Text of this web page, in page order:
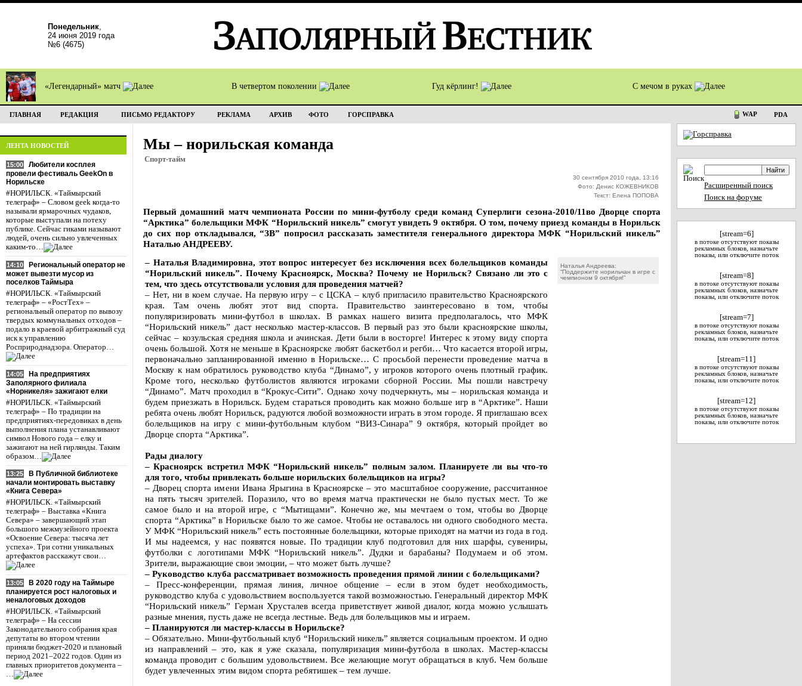
Понедельник,
24 июня 2019 года
№6 (4675)
«Легендарный» матч В четвертом поколении Гуд кёрлинг! С мечом в руках
ГЛАВНАЯ РЕДАКЦИЯ ПИСЬМО РЕДАКТОРУ РЕКЛАМА АРХИВ ФОТО ГОРСПРАВКА WAP PDA
ЛЕНТА НОВОСТЕЙ
15:00
Любители косплея
провели фестиваль GeekOn в
Норильске
#НОРИЛЬСК. «Таймырский
телеграф» – Словом geek когда-то
называли ярмарочных чудаков,
которые выступали на потеху
публике. Сейчас гиками называют
людей, очень сильно увлеченных
каким-то…
14:10
Региональный оператор не
может вывезти мусор из
поселков Таймыра
#НОРИЛЬСК. «Таймырский
телеграф» – «РостТех» –
региональный оператор по вывозу
твердых коммунальных отходов –
подало в краевой арбитражный суд
иск к управлению
Росприроднадзора. Оператор…
14:05
На предприятиях
Заполярного филиала
«Норникеля» зажигают елки
#НОРИЛЬСК. «Таймырский
телеграф» – По традиции на
предприятиях-передовиках в день
выполнения плана устанавливают
символ Нового года – елку и
зажигают на ней гирлянды. Таким
образом…
13:25
В Публичной библиотеке
начали монтировать выставку
«Книга Севера»
#НОРИЛЬСК. «Таймырский
телеграф» – Выставка «Книга
Севера» – завершающий этап
большого межмузейного проекта
«Освоение Севера: тысяча лет
успеха». Три сотни уникальных
артефактов расскажут свои…
13:05
В 2020 году на Таймыре
планируется рост налоговых и
неналоговых доходов
#НОРИЛЬСК. «Таймырский
телеграф» – На сессии
Законодательного собрания края
депутаты во втором чтении
приняли бюджет-2020 и плановый
период 2021–2022 годов. Один из
главных приоритетов документа –
…
Мы – норильская команда
Спорт-тайм
30 сентября 2010 года, 13:16
Фото: Денис КОЖЕВНИКОВ
Текст: Елена ПОПОВА
Первый домашний матч чемпионата России по мини-футболу среди команд Суперлиги сезона-2010/11во Дворце спорта
“Арктика” болельщики МФК “Норильский никель” смогут увидеть 9 октября. О том, почему приезд команды в Норильск
до сих пор откладывался, “ЗВ” попросил рассказать заместителя генерального директора МФК “Норильский никель”
Наталью АНДРЕЕВУ.
– Наталья Владимировна, этот вопрос интересует без исключения всех болельщиков команды
“Норильский никель”. Почему Красноярск, Москва? Почему не Норильск? Связано ли это с
тем, что здесь отсутствовали условия для проведения матчей?
– Нет, ни в коем случае. На первую игру – с ЦСКА – клуб пригласило правительство Красноярского
края. Там очень любят этот вид спорта. Правительство заинтересовано в том, чтобы
популяризировать мини-футбол в школах. В рамках нашего визита предполагалось, что МФК
“Норильский никель” даст несколько мастер-классов. В первый раз это были красноярские школы,
сейчас – козульская средняя школа и ачинская. Дети были в восторге! Интерес к этому виду спорта
очень большой. Хотя не меньше в Красноярске любят баскетбол и регби… Что касается второй игры,
первоначально запланированной именно в Норильске… С просьбой перенести проведение матча в
Москву к нам обратилось руководство клуба “Динамо”, у игроков которого очень плотный график.
Кроме того, несколько футболистов являются игроками сборной России. Мы пошли навстречу
“Динамо”. Матч проходил в “Крокус-Сити”. Однако хочу подчеркнуть, мы – норильская команда и
будем приезжать в Норильск. Будем стараться проводить как можно больше игр в “Арктике”. Наши
ребята очень любят Норильск, радуются любой возможности играть в этом городе. Я приглашаю всех
болельщиков на игру с мини-футбольным клубом “ВИЗ-Синара” 9 октября, который пройдет во
Дворце спорта “Арктика”.
Рады диалогу
– Красноярск встретил МФК “Норильский никель” полным залом. Планируете ли вы что-то
для того, чтобы привлекать больше норильских болельщиков на игры?
– Дворец спорта имени Ивана Ярыгина в Красноярске – это масштабное сооружение, рассчитанное
на пять тысяч зрителей. Поразило, что во время матча практически не было пустых мест. То же
самое было и на второй игре, с “Мытищами”. Конечно же, мы мечтаем о том, чтобы во Дворце
спорта “Арктика” в Норильске было то же самое. Чтобы не оставалось ни одного свободного места.
У МФК “Норильский никель” есть постоянные болельщики, которые приходят на матчи из года в год.
И мы надеемся, у нас появятся новые. По традиции клуб подготовил для них шарфы, сувениры,
футболки с логотипами МФК “Норильский никель”. Дудки и барабаны? Подумаем и об этом.
Зрители, выражающие свои эмоции, – что может быть лучше?
– Руководство клуба рассматривает возможность проведения прямой линии с болельщиками?
– Пресс-конференции, прямая линия, личное общение – если в этом будет необходимость,
руководство клуба с удовольствием воспользуется такой возможностью. Генеральный директор МФК
“Норильский никель” Герман Хрусталев всегда приветствует живой диалог, когда можно услышать
разные мнения, пусть даже не всегда лестные. Ведь для болельщиков мы и играем.
– Планируются ли мастер-классы в Норильске?
– Обязательно. Мини-футбольный клуб “Норильский никель” является социальным проектом. И одно
из направлений – это, как я уже сказала, популяризация мини-футбола в школах. Мастер-классы
команда проводит с большим удовольствием. Все желающие могут обращаться в клуб. Чем больше
будет увлеченных этим видом спорта ребятишек – тем лучше.
Наталья Андреева:
“Поддержите норильчан в игре с
чемпионом 9 октября!”
Расширенный поиск
Поиск на форуме
[stream=6]
в потоке отсутствуют показы
рекламных блоков, назначьте
показы, или отключите поток
[stream=8]
в потоке отсутствуют показы
рекламных блоков, назначьте
показы, или отключите поток
[stream=7]
в потоке отсутствуют показы
рекламных блоков, назначьте
показы, или отключите поток
[stream=11]
в потоке отсутствуют показы
рекламных блоков, назначьте
показы, или отключите поток
[stream=12]
в потоке отсутствуют показы
рекламных блоков, назначьте
показы, или отключите поток